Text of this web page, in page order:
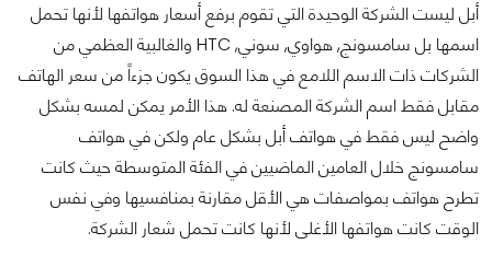
أبل ليست الشركة الوحيدة التي تقوم برفع أسعار هواتفها لأنها تحمل
اسمها بل سامسونج, هواوي, سوني, HTC والغالبية العظمي من
الشركات ذات الاسم اللامع في هذا السوق يكون جزءاً من سعر الهاتف
مقابل فقط اسم الشركة المصنعة له. هذا الأمر يمكن لمسه بشكل
واضح ليس فقط في هواتف أبل بشكل عام ولكن في هواتف
سامسونج خلال العامين الماضيين في الفئة المتوسطة حيث كانت
تطرح هواتف بمواصفات هي الأقل مقارنة بمنافسيها وفي نفس
الوقت كانت هواتفها الأغلى لأنها كانت تحمل شعار الشركة.